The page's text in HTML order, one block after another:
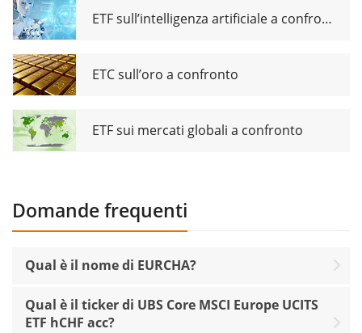
ETF sull’intelligenza artificiale a confronto
ETC sull’oro a confronto
ETF sui mercati globali a confronto
Domande frequenti
Qual è il nome di EURCHA?
Qual è il ticker di UBS Core MSCI Europe UCITS
ETF hCHF acc?